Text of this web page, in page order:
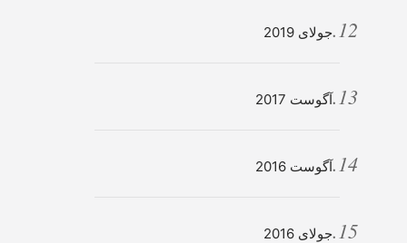
جولای 2019
آگوست 2017
آگوست 2016
جولای 2016